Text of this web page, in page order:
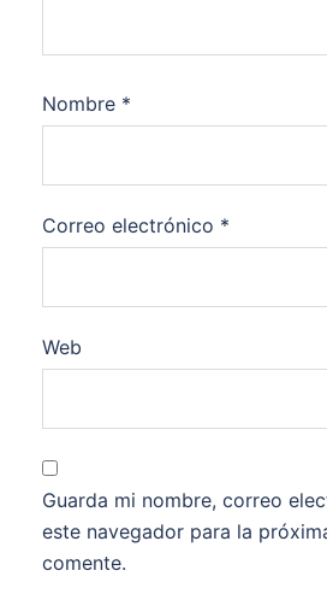
Nombre *
Correo electrónico *
Web
Guarda mi nombre, correo
este navegador para la
comente.